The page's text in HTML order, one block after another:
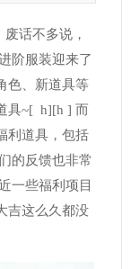
话不多说，
阶服装迎来了
色、新道具等
具~[ h][h ] 而
利道具，包括
的反馈也非常
一些福利项目
吉这么久都没